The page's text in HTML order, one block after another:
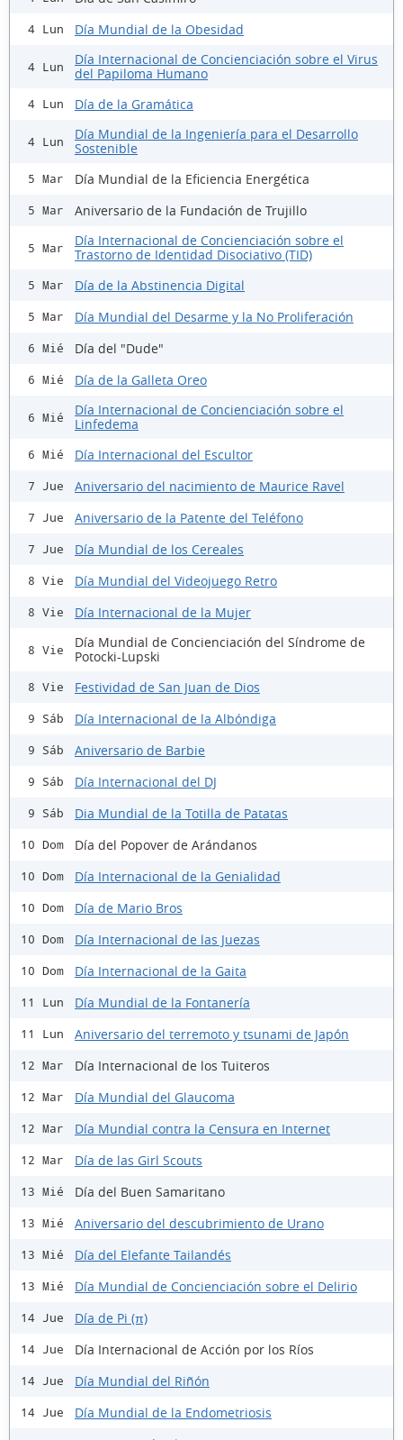
4 Lun Día Mundial de la Obesidad
4 Lun
Día Internacional de Concienciación sobre el Virus
del Papiloma Humano
4 Lun Día de la Gramática
4 Lun
Día Mundial de la Ingeniería para el Desarrollo
Sostenible
5 Mar Día Mundial de la Eficiencia Energética
5 Mar Aniversario de la Fundación de Trujillo
5 Mar
Día Internacional de Concienciación sobre el
Trastorno de Identidad Disociativo (TID)
5 Mar Día de la Abstinencia Digital
5 Mar Día Mundial del Desarme y la No Proliferación
6 Mié Día del "Dude"
6 Mié Día de la Galleta Oreo
6 Mié
Día Internacional de Concienciación sobre el
Linfedema
6 Mié Día Internacional del Escultor
7 Jue Aniversario del nacimiento de Maurice Ravel
7 Jue Aniversario de la Patente del Teléfono
7 Jue Día Mundial de los Cereales
8 Vie Día Mundial del Videojuego Retro
8 Vie Día Internacional de la Mujer
8 Vie
Día Mundial de Concienciación del Síndrome de
Potocki-Lupski
8 Vie Festividad de San Juan de Dios
9 Sáb Día Internacional de la Albóndiga
9 Sáb Aniversario de Barbie
9 Sáb Día Internacional del DJ
9 Sáb Dia Mundial de la Totilla de Patatas
10 Dom Día del Popover de Arándanos
10 Dom Día Internacional de la Genialidad
10 Dom Día de Mario Bros
10 Dom Día Internacional de las Juezas
10 Dom Día Internacional de la Gaita
11 Lun Día Mundial de la Fontanería
11 Lun Aniversario del terremoto y tsunami de Japón
12 Mar Día Internacional de los Tuiteros
12 Mar Día Mundial del Glaucoma
12 Mar Día Mundial contra la Censura en Internet
12 Mar Día de las Girl Scouts
13 Mié Día del Buen Samaritano
13 Mié Aniversario del descubrimiento de Urano
13 Mié Día del Elefante Tailandés
13 Mié Día Mundial de Concienciación sobre el Delirio
14 Jue Día de Pi (π)
14 Jue Día Internacional de Acción por los Ríos
14 Jue Día Mundial del Riñón
14 Jue Día Mundial de la Endometriosis